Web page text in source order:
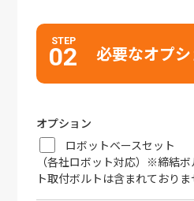
STEP
02 必要なオプ
オプション
ロボットベースセット
（各社ロボット対応）※締結
ト取付ボルトは含まれておりま